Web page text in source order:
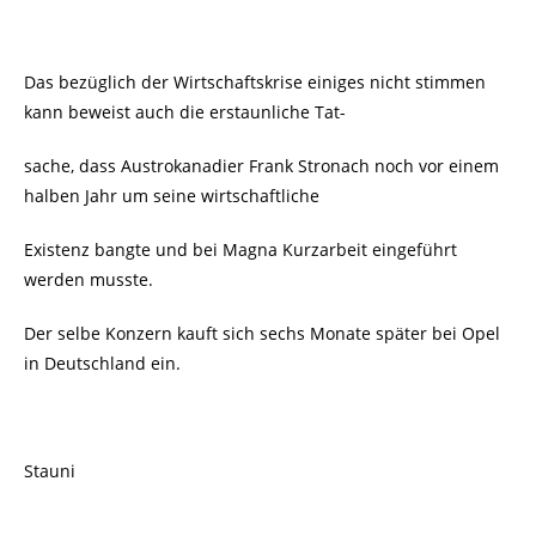
Das bezüglich der Wirtschaftskrise einiges nicht stimmen
kann beweist auch die erstaunliche Tat-
sache, dass Austrokanadier Frank Stronach noch vor einem
halben Jahr um seine wirtschaftliche
Existenz bangte und bei Magna Kurzarbeit eingeführt
werden musste.
Der selbe Konzern kauft sich sechs Monate später bei Opel
in Deutschland ein.
Stauni